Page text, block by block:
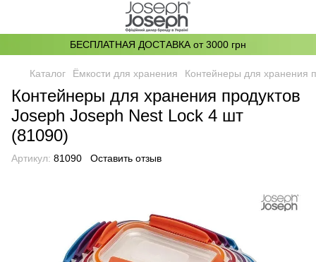
БЕСПЛАТНАЯ ДОСТАВКА от 3000 грн
Каталог Ёмкости для хранения Контейнеры для хранения
Контейнеры для хранения продуктов
Joseph Joseph Nest Lock 4 шт
(81090)
Артикул: 81090 Оставить отзыв